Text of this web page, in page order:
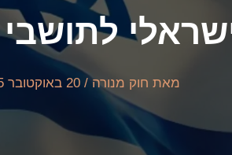
מאת חוק מנורה / 20 באוקטובר 2025